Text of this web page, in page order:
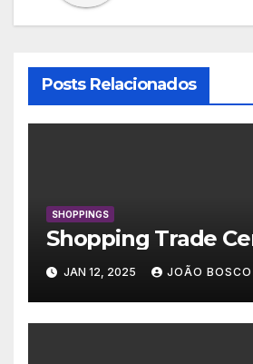
Posts Relacionados
SHOPPINGS
Shopping Trade
JAN 12, 2025 JOÃO BOSCO